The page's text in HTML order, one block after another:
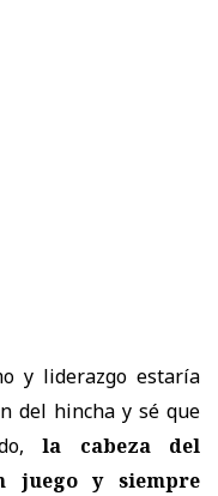
y liderazgo estaría
del hincha y sé que
la cabeza del
juego y siempre